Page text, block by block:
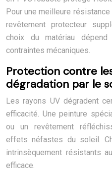
Pour une meilleure résistance
revêtement protecteur
choix du matériau
contraintes mécaniques.
Protection contre
dégradation par le
Les rayons UV dégradent
efficacité. Une peinture
ou un revêtement
effets néfastes du soleil.
intrinsèquement résistants
efficace.